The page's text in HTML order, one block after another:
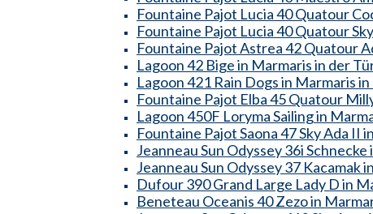
Fountaine Pajot Lucia 40 Quatour
Fountaine Pajot Lucia 40 Quatour
Fountaine Pajot Astrea 42 Quatour
Lagoon 42 Bige in Marmaris in der
Lagoon 421 Rain Dogs in Marmaris
Fountaine Pajot Elba 45 Quatour
Lagoon 450F Loryma Sailing in
Fountaine Pajot Saona 47 Sky Ada II
Jeanneau Sun Odyssey 36i
Jeanneau Sun Odyssey 37 Kacamak
Dufour 390 Grand Large Lady D in
Beneteau Oceanis 40 Zezo in